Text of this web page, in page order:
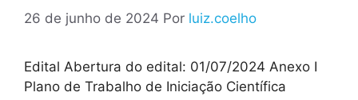
26 de junho de 2024 Por luiz.coelho
Edital Abertura do edital: 01/07/2024 Anexo I
Plano de Trabalho de Iniciação Científica